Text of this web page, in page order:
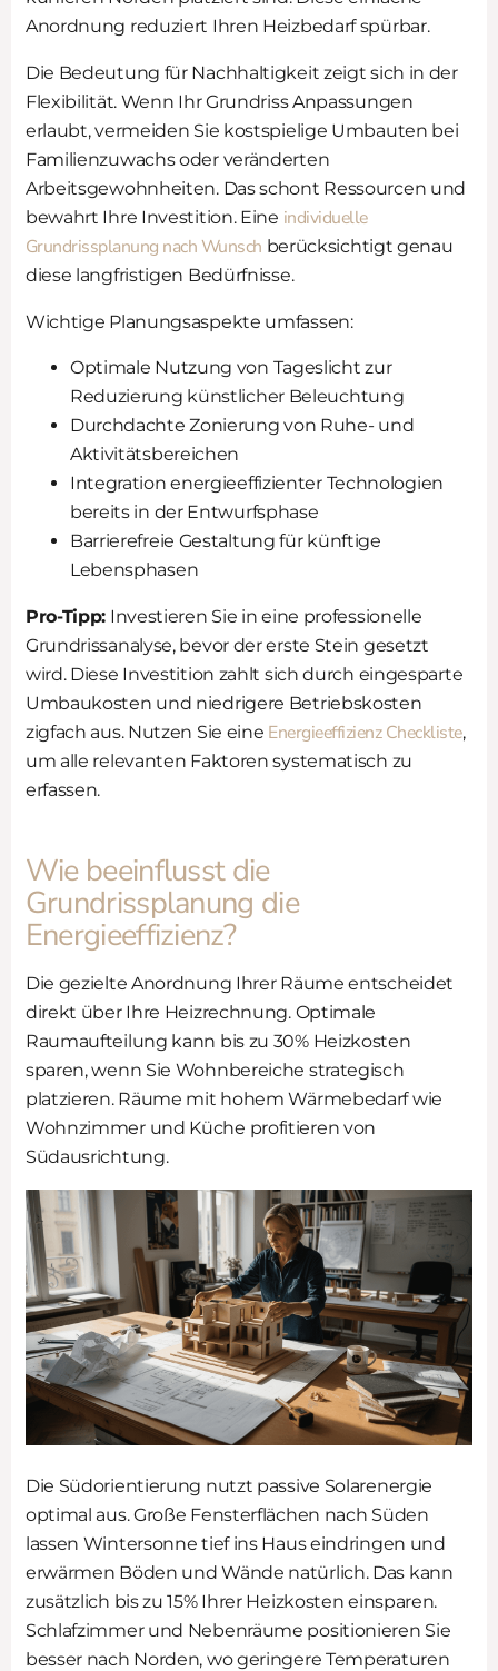
Anordnung reduziert Ihren Heizbedarf spürbar.
Die Bedeutung für Nachhaltigkeit zeigt sich in der
Flexibilität. Wenn Ihr Grundriss Anpassungen
erlaubt, vermeiden Sie kostspielige Umbauten bei
Familienzuwachs oder veränderten
Arbeitsgewohnheiten. Das schont Ressourcen und
bewahrt Ihre Investition. Eine individuelle
Grundrissplanung nach Wunsch berücksichtigt genau
diese langfristigen Bedürfnisse.
Wichtige Planungsaspekte umfassen:
Optimale Nutzung von Tageslicht zur
Reduzierung künstlicher Beleuchtung
Durchdachte Zonierung von Ruhe- und
Aktivitätsbereichen
Integration energieeffizienter Technologien
bereits in der Entwurfsphase
Barrierefreie Gestaltung für künftige
Lebensphasen
Pro-Tipp: Investieren Sie in eine professionelle
Grundrissanalyse, bevor der erste Stein gesetzt
wird. Diese Investition zahlt sich durch eingesparte
Umbaukosten und niedrigere Betriebskosten
zigfach aus. Nutzen Sie eine Energieeffizienz Checkliste,
um alle relevanten Faktoren systematisch zu
erfassen.
Wie beeinflusst die
Grundrissplanung die
Energieeffizienz?
Die gezielte Anordnung Ihrer Räume entscheidet
direkt über Ihre Heizrechnung. Optimale
Raumaufteilung kann bis zu 30% Heizkosten
sparen, wenn Sie Wohnbereiche strategisch
platzieren. Räume mit hohem Wärmebedarf wie
Wohnzimmer und Küche profitieren von
Südausrichtung.
Die Südorientierung nutzt passive Solarenergie
optimal aus. Große Fensterflächen nach Süden
lassen Wintersonne tief ins Haus eindringen und
erwärmen Böden und Wände natürlich. Das kann
zusätzlich bis zu 15% Ihrer Heizkosten einsparen.
Schlafzimmer und Nebenräume positionieren Sie
besser nach Norden, wo geringere Temperaturen